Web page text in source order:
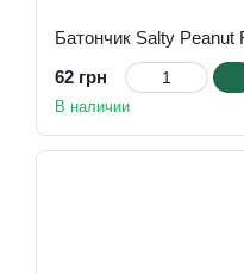
Батончик Salty Peanut
62 грн
В наличии